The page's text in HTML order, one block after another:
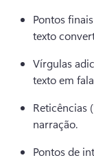
Pontos
texto
Vírgulas
texto em
Reticências
narração.
Pontos de